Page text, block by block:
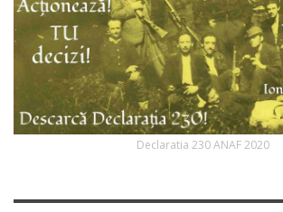
Declaratia 230 ANAF 2020